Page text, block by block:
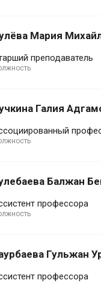
Мария
преподаватель
Галия
Балжан
профессора
Гульжан
профессора